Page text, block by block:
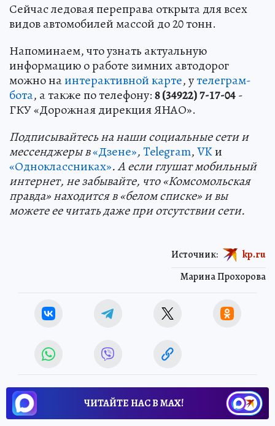
Сейчас ледовая переправа открыта для всех
видов автомобилей массой до 20 тонн.
Напоминаем, что узнать актуальную
информацию о работе зимних автодорог
можно наинтерактивной карте, утелеграм-
бота, а также по телефону:8 (34922) 7-17-04-
ГКУ «Дорожная дирекция ЯНАО».
Подписывайтесь на наши социальные сети и
мессенджеры в«Дзене»,Telegram,VKи
«Одноклассниках». А если глушат мобильный
интернет, не забывайте, что «Комсомольская
правда» находится в «белом списке» и вы
можете ее читать даже при отсутствии сети.
Марина Прохорова
Источник: kp.ru
ЧИТАЙТЕ НАС В МАХ!